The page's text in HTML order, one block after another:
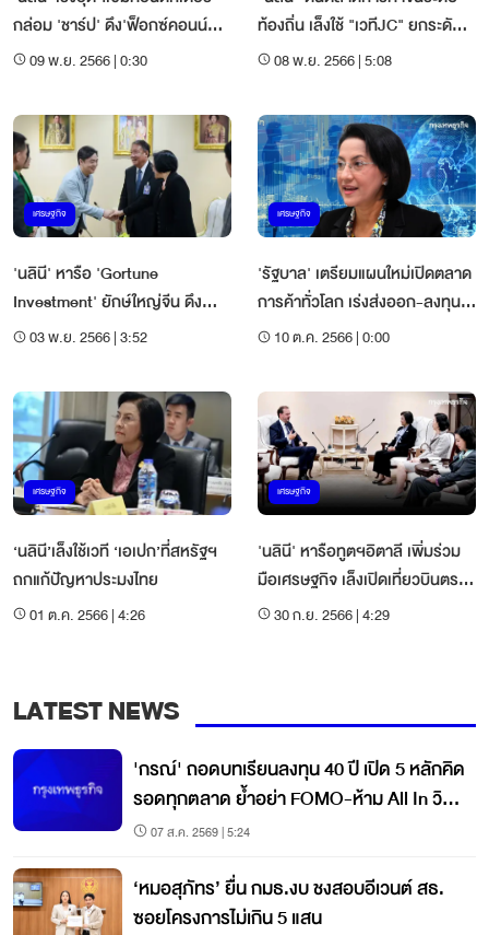
กล่อม 'ชาร์ป' ดึง'ฟ็อกซ์คอนน์
ลงทุนไทย
09 พ.ย. 2566 | 0:30
ท้องถิ่น เล็งใช้ "เวทีJC" ยกระดับ
ความร่วมมือ
08 พ.ย. 2566 | 5:08
เศรษฐกิจ
'นลินี' หารือ 'Gortune
Investment' ยักษ์ใหญ่จีน ดึง
ลงทุนใน 'EEC'
03 พ.ย. 2566 | 3:52
เศรษฐกิจ
'รัฐบาล' เตรียมแผนใหม่เปิดตลาด
การค้าทั่วโลก เร่งส่งออก-ลงทุน
ปิดดีล FTA
10 ต.ค. 2566 | 0:00
เศรษฐกิจ
‘นลินี’เล็งใช้เวที ‘เอเปก’ที่สหรัฐฯ
ถกแก้ปัญหาประมงไทย
01 ต.ค. 2566 | 4:26
เศรษฐกิจ
'นลินี' หารือทูตฯอิตาลี เพิ่มร่วม
มือเศรษฐกิจ เล็งเปิดเที่ยวบินตรง
กทม. - โรม
30 ก.ย. 2566 | 4:29
LATEST NEWS
'กรณ์' ถอดบทเรียนลงทุน 40 ปี เปิด 5 หลักคิด
รอดทุกตลาด ย้ำอย่า FOMO-ห้าม All In วินัย
คือกุญแจสร้างมั่งคั่ง
07 ส.ค. 2569 | 5:24
‘หมอสุภัทร’ ยื่น กมธ.งบ ชงสอบอีเวนต์ สธ.
ซอยโครงการไม่เกิน 5 แสน